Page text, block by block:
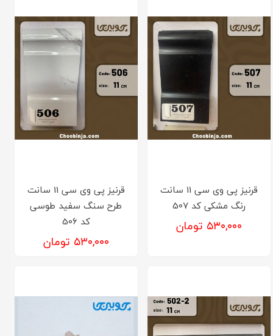
قرنیز پی وی سی 11 سانت
رنگ مشکی کد 507
۵۳۰,۰۰۰ تومان
قرنیز پی وی سی 11 سانت
طرح سنگ سفید طوسی
کد 506
۵۳۰,۰۰۰ تومان